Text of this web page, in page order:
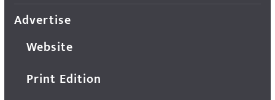
Advertise
Website
Print Edition